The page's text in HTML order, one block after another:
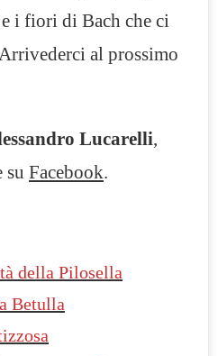
i fiori di Bach che ci
al prossimo
Lucarelli,
su Facebook.
della Pilosella
Betulla